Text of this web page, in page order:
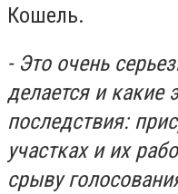
Кошель.
- Это очень
делается и какие
последствия:
участках и их
срыву